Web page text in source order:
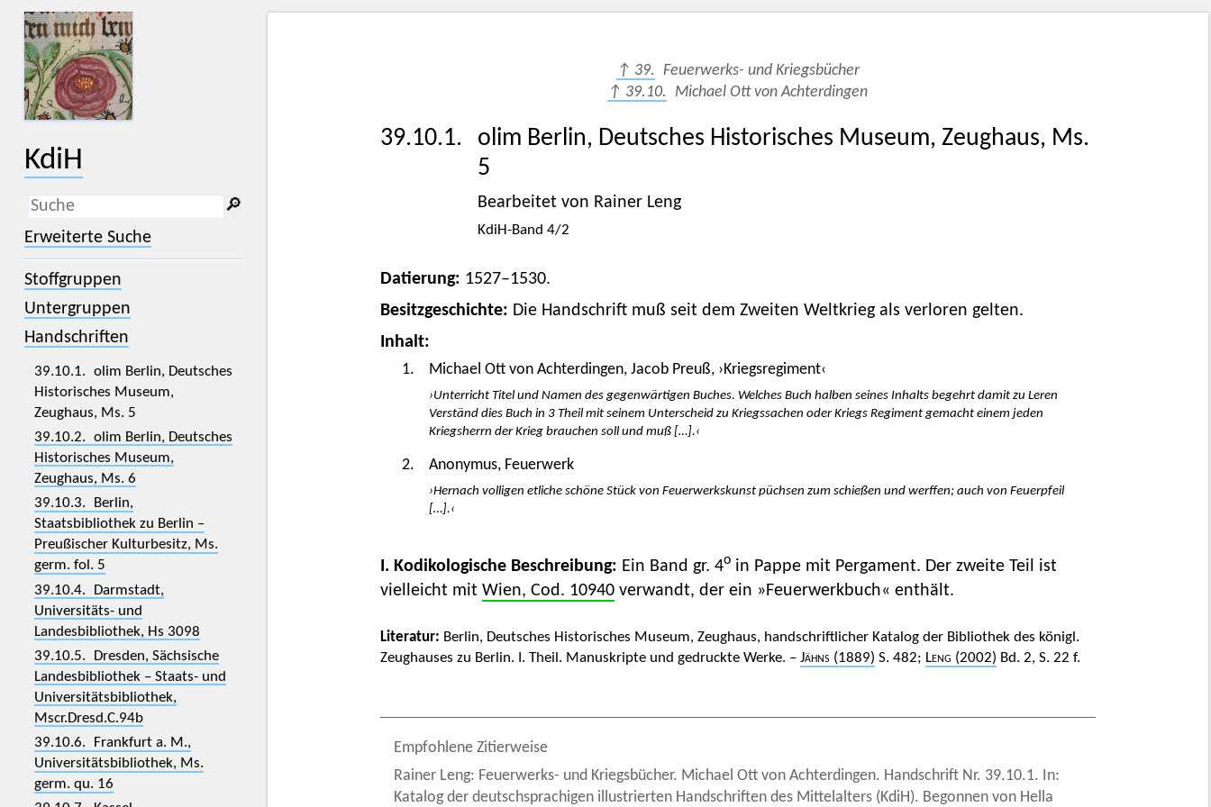
KdiH
_
(der Unterstrich) ist Platzhalter für
genau ein Zeichen.
% (das Prozentzeichen) ist Platzhalter
für kein, ein oder mehr als ein
🔎︎
Erweiterte Suche
Stoffgruppen
Untergruppen
Handschriften
39.10.1. olim Berlin, Deutsches
Historisches Museum,
Zeughaus, Ms. 5
39.10.2. olim Berlin, Deutsches
Historisches Museum,
Zeughaus, Ms. 6
39.10.3. Berlin,
Staatsbibliothek zu Berlin –
Preußischer Kulturbesitz, Ms.
germ. fol. 5
39.10.4. Darmstadt,
Universitäts- und
Landesbibliothek, Hs 3098
39.10.5. Dresden, Sächsische
Landesbibliothek – Staats- und
Universitätsbibliothek,
Mscr.Dresd.C.94b
39.10.6. Frankfurt a. M.,
Universitätsbibliothek, Ms.
germ. qu. 16
↑ 39. Feuerwerks- und Kriegsbücher
↑ 39.10.
Michael Ott von Achterdingen
39.10.1.
olim Berlin, Deutsches Historisches Museum, Zeughaus, Ms.
5
Bearbeitet von Rainer Leng
KdiH-Band 4/2
Datierung: 1527–1530.
Besitzgeschichte: Die Handschrift muß seit dem Zweiten Weltkrieg als verloren gelten.
Inhalt:
1. Michael Ott von Achterdingen, Jacob Preuß, ›Kriegsregiment‹
›Unterricht Titel und Namen des gegenwärtigen Buches. Welches Buch halben seines Inhalts begehrt damit zu Leren
Verständ dies Buch in 3 Theil mit seinem Unterscheid zu Kriegssachen oder Kriegs Regiment gemacht einem jeden
Kriegsherrn der Krieg brauchen soll und muß […].‹
2. Anonymus, Feuerwerk
›Hernach volligen etliche schöne Stück von Feuerwerkskunst püchsen zum schießen und werffen; auch von Feuerpfeil
[…].‹
I. Kodikologische Beschreibung: Ein Band gr. 4oin Pappe mit Pergament. Der zweite Teil ist
vielleicht mit Wien, Cod. 10940verwandt, der ein »Feuerwerkbuch« enthält.
Literatur: Berlin, Deutsches Historisches Museum, Zeughaus, handschriftlicher Katalog der Bibliothek des königl.
Zeughauses zu Berlin. I. Theil. Manuskripte und gedruckte Werke. – Jähns (1889) S. 482; Leng (2002) Bd. 2, S. 22 f.
Empfohlene Zitierweise
Rainer Leng: Feuerwerks- und Kriegsbücher. Michael Ott von Achterdingen. Handschrift Nr. 39.10.1. In:
Katalog der deutschsprachigen illustrierten Handschriften des Mittelalters (KdiH). Begonnen von Hella